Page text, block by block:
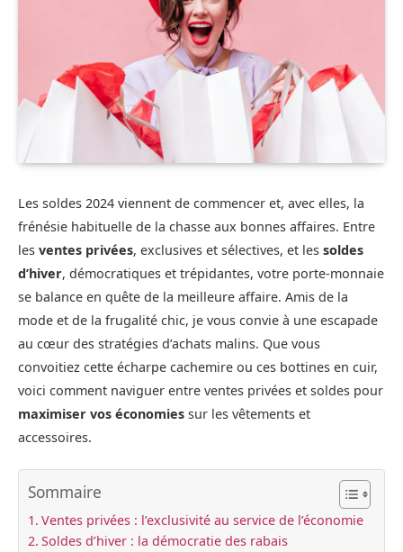
Les soldes 2024 viennent de commencer et, avec elles, la
frénésie habituelle de la chasse aux bonnes affaires. Entre
les ventes privées, exclusives et sélectives, et les soldes
d’hiver, démocratiques et trépidantes, votre porte-monnaie
se balance en quête de la meilleure affaire. Amis de la
mode et de la frugalité chic, je vous convie à une escapade
au cœur des stratégies d’achats malins. Que vous
convoitiez cette écharpe cachemire ou ces bottines en cuir,
voici comment naviguer entre ventes privées et soldes pour
maximiser vos économies sur les vêtements et
accessoires.
Sommaire
Ventes privées : l’exclusivité au service de l’économie
Soldes d’hiver : la démocratie des rabais